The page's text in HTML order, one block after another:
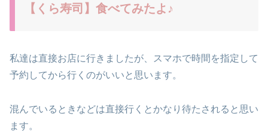
【くら寿司】食べてみたよ♪
私達は直接お店に行きましたが、スマホで時間を指定して
予約してから行くのがいいと思います。
混んでいるときなどは直接行くとかなり待たされると思い
ます。